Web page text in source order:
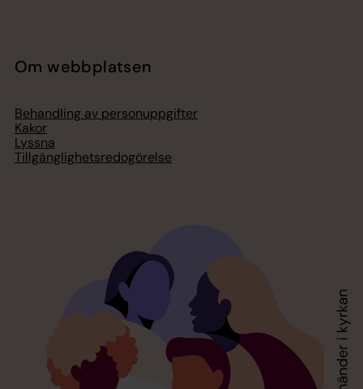
Om webbplatsen
Behandling av personuppgifter
Kakor
Lyssna
Tillgänglighetsredogörelse